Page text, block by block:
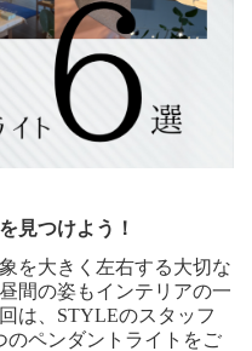
見つけよう！
を大きく左右する大切な
間の姿もインテリアの一
は、STYLEのスタッフ
のペンダントライトをご